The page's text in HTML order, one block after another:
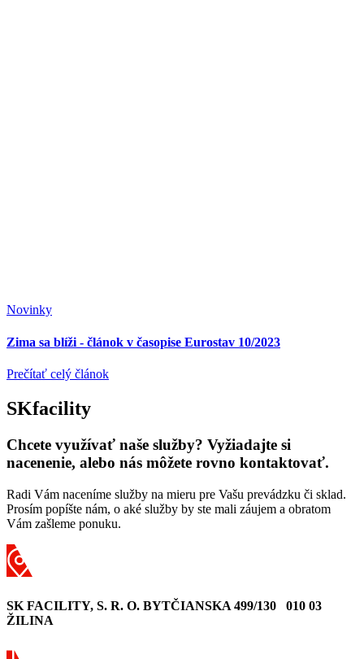
Novinky
Zima sa blíži - článok v časopise Eurostav 10/2023
Prečítať celý článok
SKfacility
Chcete využívať naše služby? Vyžiadajte si
nacenenie, alebo nás môžete rovno kontaktovať.
Radi Vám naceníme služby na mieru pre Vašu prevádzku či sklad.
Prosím popíšte nám, o aké služby by ste mali záujem a obratom
Vám zašleme ponuku.
SK FACILITY, S. R. O. BYTČIANSKA 499/130 010 03
ŽILINA